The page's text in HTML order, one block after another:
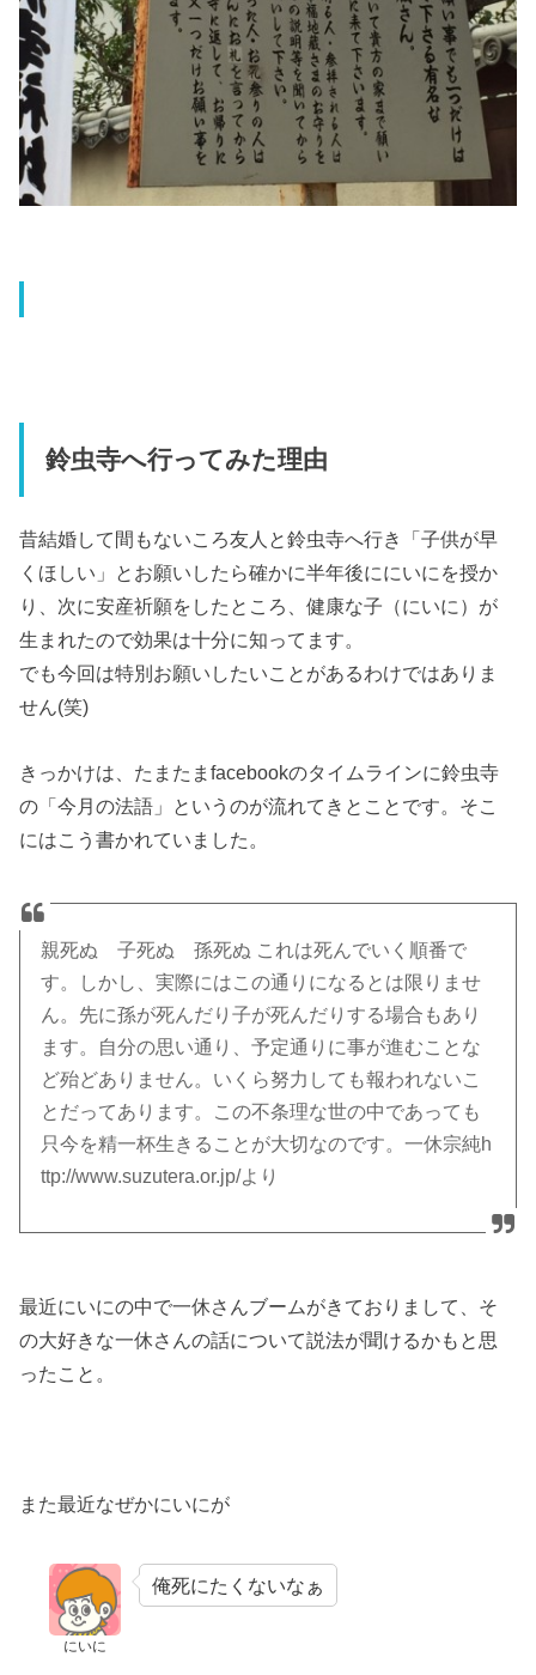
鈴虫寺へ行ってみた理由
昔結婚して間もないころ友人と鈴虫寺へ行き「子供が早
くほしい」とお願いしたら確かに半年後ににいにを授か
り、次に安産祈願をしたところ、健康な子（にいに）が
生まれたので効果は十分に知ってます。
でも今回は特別お願いしたいことがあるわけではありま
せん(笑)
きっかけは、たまたまfacebookのタイムラインに鈴虫寺
の「今月の法語」というのが流れてきとことです。そこ
にはこう書かれていました。
親死ぬ 子死ぬ 孫死ぬ これは死んでいく順番で
す。しかし、実際にはこの通りになるとは限りませ
ん。先に孫が死んだり子が死んだりする場合もあり
ます。自分の思い通り、予定通りに事が進むことな
ど殆どありません。いくら努力しても報われないこ
とだってあります。この不条理な世の中であっても
只今を精一杯生きることが大切なのです。一休宗純h
ttp://www.suzutera.or.jp/より
最近にいにの中で一休さんブームがきておりまして、そ
の大好きな一休さんの話について説法が聞けるかもと思
ったこと。
また最近なぜかにいにが
にいに
俺死にたくないなぁ